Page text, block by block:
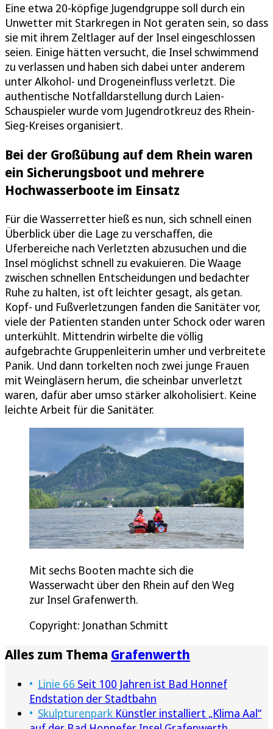
Eine etwa 20-köpfige Jugendgruppe soll durch ein
Unwetter mit Starkregen in Not geraten sein, so dass
sie mit ihrem Zeltlager auf der Insel eingeschlossen
seien. Einige hätten versucht, die Insel schwimmend
zu verlassen und haben sich dabei unter anderem
unter Alkohol- und Drogeneinfluss verletzt. Die
authentische Notfalldarstellung durch Laien-
Schauspieler wurde vom Jugendrotkreuz des Rhein-
Sieg-Kreises organisiert.
Bei der Großübung auf dem Rhein waren
ein Sicherungsboot und mehrere
Hochwasserboote im Einsatz
Für die Wasserretter hieß es nun, sich schnell einen
Überblick über die Lage zu verschaffen, die
Uferbereiche nach Verletzten abzusuchen und die
Insel möglichst schnell zu evakuieren. Die Waage
zwischen schnellen Entscheidungen und bedachter
Ruhe zu halten, ist oft leichter gesagt, als getan.
Kopf- und Fußverletzungen fanden die Sanitäter vor,
viele der Patienten standen unter Schock oder waren
unterkühlt. Mittendrin wirbelte die völlig
aufgebrachte Gruppenleiterin umher und verbreitete
Panik. Und dann torkelten noch zwei junge Frauen
mit Weingläsern herum, die scheinbar unverletzt
waren, dafür aber umso stärker alkoholisiert. Keine
leichte Arbeit für die Sanitäter.
Mit sechs Booten machte sich die
Wasserwacht über den Rhein auf den Weg
zur Insel Grafenwerth.
Copyright: Jonathan Schmitt
Alles zum Thema Grafenwerth
Linie 66 Seit 100 Jahren ist Bad Honnef
Endstation der Stadtbahn
Skulpturenpark Künstler installiert „Klima Aal“